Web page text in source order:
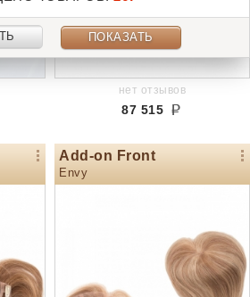
ПОКАЗАТЬ
нет отзывов
87 515
Add-on Front
Envy